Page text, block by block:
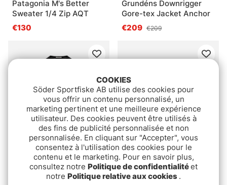
Patagonia M's Better
Sweater 1/4 Zip AQT
€130
Grundéns Downrigger
Gore-tex Jacket Anchor
€209 €209
Aclima LightWool 140
Trail Tee M's Jet Black
ANGLRS Sandhamn Matt
Black
€35.90
COOKIES
Söder Sportfiske AB utilise des cookies pour
vous offrir un contenu personnalisé, un
marketing pertinent et une meilleure expérience
utilisateur. Des cookies peuvent être utilisés à
des fins de publicité personnalisée et non
personnalisée. En cliquant sur "Accepter", vous
consentez à l'utilisation des cookies pour le
contenu et le marketing. Pour en savoir plus,
consultez notre Politique de confidentialitéet
notre Politique relative aux cookies .